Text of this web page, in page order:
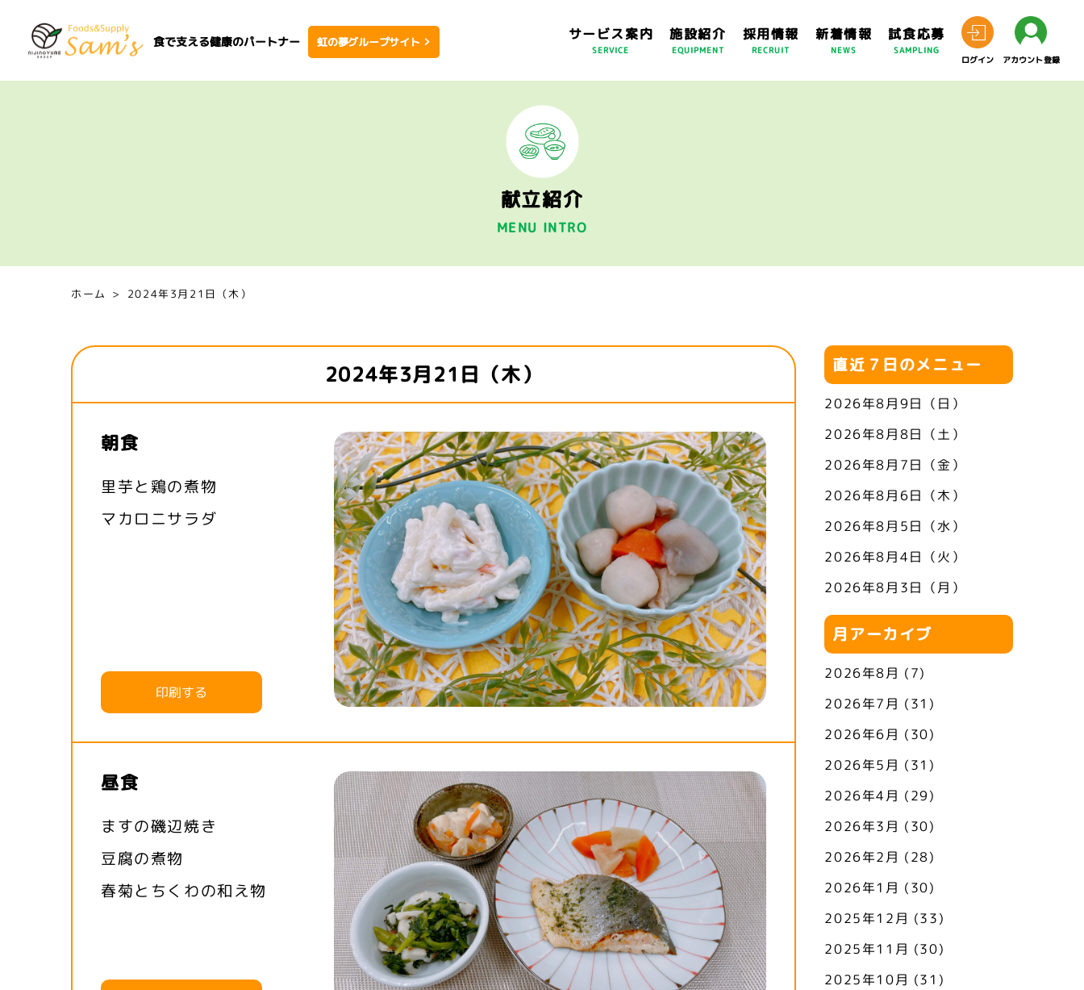
食で支える健康のパートナー 虹の夢グループサイト サービス案内
SERVICE
施設紹介
EQUIPMENT
採用情報
RECRUIT
新着情報
NEWS
試食応募
SAMPLING
ログイン
アカウント登録
献立紹介
MENU INTRO
ホーム 2024年3月21日（木）
2024年3月21日（木）
朝食
里芋と鶏の煮物
マカロニサラダ
印刷する
昼食
ますの磯辺焼き
豆腐の煮物
春菊とちくわの和え物
直近７日のメニュー
2026年8月9日（日）
2026年8月8日（土）
2026年8月7日（金）
2026年8月6日（木）
2026年8月5日（水）
2026年8月4日（火）
2026年8月3日（月）
月アーカイブ
2026年8月 (7)
2026年7月 (31)
2026年6月 (30)
2026年5月 (31)
2026年4月 (29)
2026年3月 (30)
2026年2月 (28)
2026年1月 (30)
2025年12月 (33)
2025年11月 (30)
2025年10月 (31)